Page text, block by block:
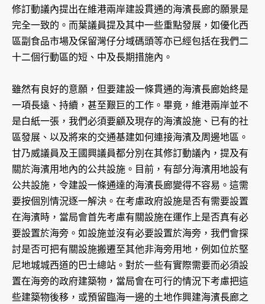
修訂動議內提出在維港兩岸建設貫通的海濱長廊的願景是
完全一致的。而葉議員提及其中一些重點發展，如優化西
區副食品市場及保留灣仔分域碼頭等亦已經包括在我們二
十二個行動區的短、中及長期措施內。
雖然有良好的意願，但要建設一條貫通的海濱長廊始終是
一項長遠、持續，甚至艱巨的工作。畢竟，維港兩岸並不
是白紙一張，我們必須要顧及現存的海濱設施、已有的社
區發展、以及將來的交通基建如何連接海濱及周邊地區。
甘乃威議員及王國興議員都分別在其修訂動議內，提及有
關於海濱用地內的公共設施。目前，有部分海濱用地設有
公共設施，令建設一條通達的海濱長廊變得不容易。這需
要按個別情況逐一解決。在考慮政府設施是否有需要設置
在海濱時，當局會首先考慮有關設施在運作上是否真有必
要設置於海旁。如設施並沒有必要設置於海旁，我們會探
討是否可把有關設施搬遷至其他非海旁用地，例如位於堅
尼地城城西道的巴士總站。對於一些有實際需要而必須設
置在海旁的政府建築物，當局會在可行的情況下考慮把這
些建築物後移，或預留臨海一邊的土地作興建海濱長廊之